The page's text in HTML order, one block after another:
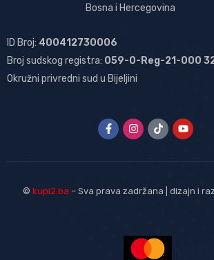
Bosna i Hercegovina
ID Broj: 400412730006
Broj sudskog registra: 059-0-Reg-21-000
Okružni privredni sud u Bijeljini
© kupi2.ba – Sva prava zadržana | dizajn i